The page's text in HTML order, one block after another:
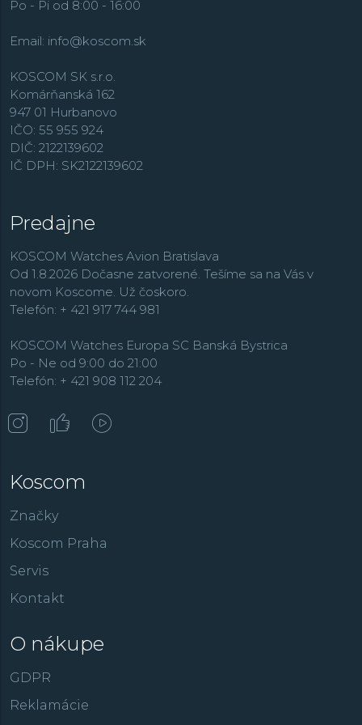
Po - Pi od 8:00 - 16:00
Email: info@koscom.sk
KOSCOM SK s.r.o.
Komárňanská 162
947 01 Hurbanovo
IČO: 55 955 924
DIČ: 2122139602
IČ DPH: SK2122139602
Predajne
KOSCOM Watches Avion Bratislava
Od 1.8.2026 Dočasne zatvorené. Tešíme sa na Vás v
novom Koscome. Už čoskoro.
Telefón: + 421 917 744 981
KOSCOM Watches Europa SC Banská Bystrica
Po - Ne od 9:00 do 21:00
Telefón: + 421 908 112 204
Koscom
Značky
Koscom Praha
Servis
Kontakt
O nákupe
GDPR
Reklamácie